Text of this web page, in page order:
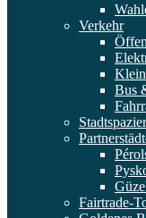
Verkehr
Bus
Fairtrade-